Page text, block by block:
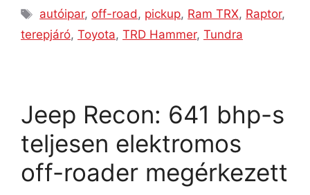
autóipar,off-road, pickup, Ram TRX, Raptor,
terepjáró, Toyota, TRD Hammer, Tundra
Jeep Recon: 641 bhp-s
teljesen elektromos
off-roader megérkezett